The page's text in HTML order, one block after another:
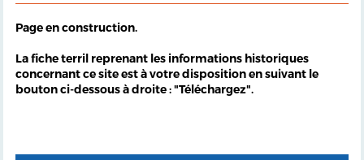
Page en construction.
La fiche terril reprenant les informations historiques
concernant ce site est à votre disposition en suivant le
bouton ci-dessous à droite : "Téléchargez".